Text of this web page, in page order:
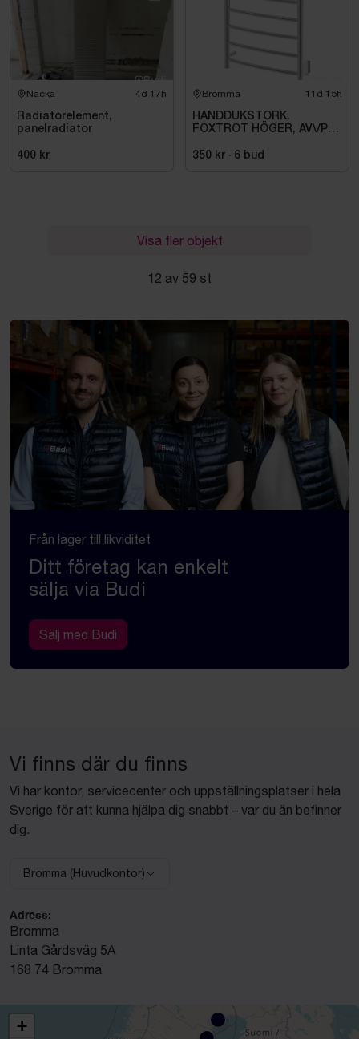
Nacka 4d 17h
Radiatorelement,
panelradiator
400 kr
Bromma 11d 15h
HANDDUKSTORK.
FOXTROT HÖGER, AV\/PÅ
350 kr · 6 bud
Visa fler objekt
12 av 59 st
Från lager till likviditet
Ditt företag kan enkelt
sälja via Budi
Sälj med Budi
Vi finns där du finns
Vi har kontor, servicecenter och uppställningsplatser i hela
Sverige för att kunna hjälpa dig snabbt – var du än befinner
dig.
Välj anläggning:
Bromma (Huvudkontor)
Adress:
Bromma
Linta Gårdsväg 5A
168 74 Bromma
+